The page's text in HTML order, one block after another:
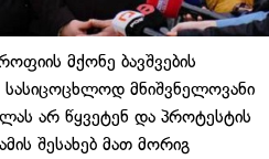
მქონე ბავშვების
მნიშვნელოვანი
არ წყვეტენ და პროტესტის
შესახებ მათ მორიგ